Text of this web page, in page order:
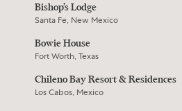
Bishop’s Lodge
Santa Fe, New Mexico
Bowie House
Fort Worth, Texas
Chileno Bay Resort & Residences
Los Cabos, Mexico